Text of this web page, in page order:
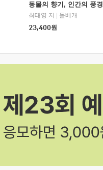
동물의 향기, 인간의 풍경
최태영 저
돌베개
23,400원